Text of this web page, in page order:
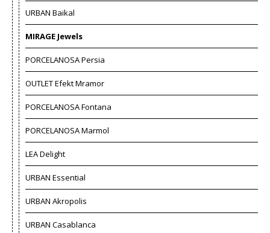
URBAN Baikal
MIRAGE Jewels
PORCELANOSA Persia
OUTLET Efekt Mramor
PORCELANOSA Fontana
PORCELANOSA Marmol
LEA Delight
URBAN Essential
URBAN Akropolis
URBAN Casablanca